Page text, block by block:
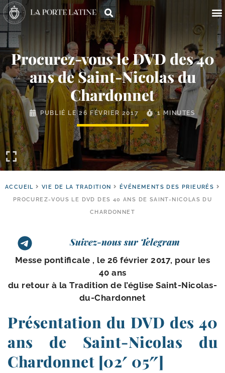
Procurez-​vous le DVD des 40
ans de Saint-​Nicolas du
Chardonnet
PUBLIÉ LE26 FÉVRIER 2017 1 MINUTES
ACCUEIL VIE DE LA TRADITION
ÉVÉNEMENTS DES PRIEURÉS
PROCUREZ-VOUS LE DVD DES 40 ANS DE SAINT-NICOLAS DU
CHARDONNET
Suivez-nous sur Telegram
Messe pon­ti­fi­cale , le 26 février 2017, pour les
40 ans
du retour à la Tradition de l’é­glise Saint-Nicolas-
du-Chardonnet
Présentation du DVD des 40
ans de Saint-​Nicolas du
Chardonnet [02′ 05″]